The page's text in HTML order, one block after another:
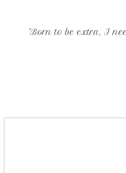
"Born to be extra, I